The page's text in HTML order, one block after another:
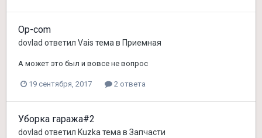
Op-com
dovlad ответил Vais тема в Приемная
А может это был и вовсе не вопрос
19 сентября, 2017 2 ответа
Уборка гаража#2
dovlad ответил Kuzkaтема в Запчасти